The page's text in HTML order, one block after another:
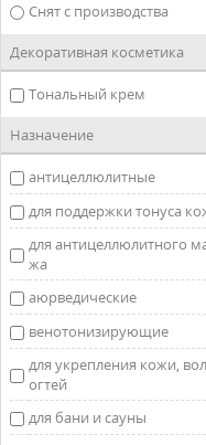
Снят с производства
Декоративная косметика
Тональный крем
Назначение
антицеллюлитные
для поддержки тонуса
для антицеллюлитного
жа
аюрведические
венотонизирующие
для укрепления кожи,
огтей
для бани и сауны